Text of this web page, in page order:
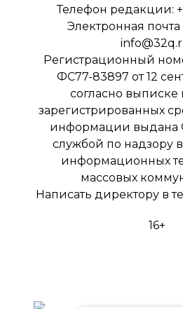
Телефон редакции:
Электронная
Регистрационный
ФС77-83897 от 12
согласно выписке
зарегистрированных
информации выдана
службой по надзору
информационных
массовых
Написать директору в
16+